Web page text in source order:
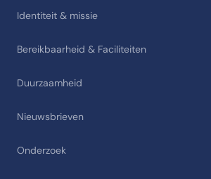
Identiteit & missie
Bereikbaarheid & Faciliteiten
Duurzaamheid
Nieuwsbrieven
Onderzoek